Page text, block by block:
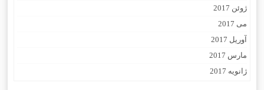
ژوئن 2017
می 2017
آوریل 2017
مارس 2017
ژانویه 2017